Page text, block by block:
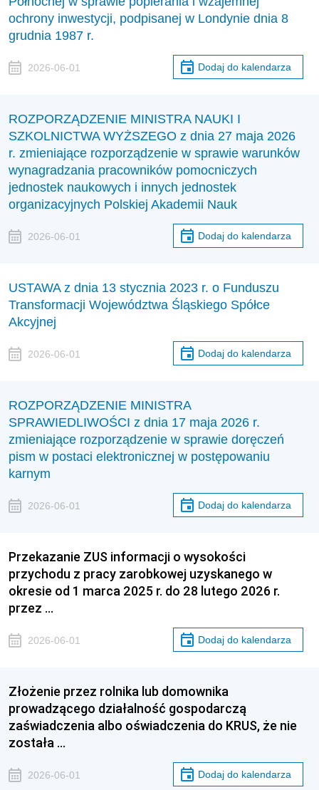
ochrony inwestycji, podpisanej w Londynie dnia 8
grudnia 1987 r.
2026-06-01 Dodaj do kalendarza
ROZPORZĄDZENIE MINISTRA NAUKI I
SZKOLNICTWA WYŻSZEGO z dnia 27 maja 2026
r. zmieniające rozporządzenie w sprawie warunków
wynagradzania pracowników pomocniczych
jednostek naukowych i innych jednostek
organizacyjnych Polskiej Akademii Nauk
2026-06-01 Dodaj do kalendarza
USTAWA z dnia 13 stycznia 2023 r. o Funduszu
Transformacji Województwa Śląskiego Spółce
Akcyjnej
2026-06-01 Dodaj do kalendarza
ROZPORZĄDZENIE MINISTRA
SPRAWIEDLIWOŚCI z dnia 17 maja 2026 r.
zmieniające rozporządzenie w sprawie doręczeń
pism w postaci elektronicznej w postępowaniu
karnym
2026-06-01 Dodaj do kalendarza
Przekazanie ZUS informacji o wysokości
przychodu z pracy zarobkowej uzyskanego w
okresie od 1 marca 2025 r. do 28 lutego 2026 r.
przez …
2026-06-01 Dodaj do kalendarza
Złożenie przez rolnika lub domownika
prowadzącego działalność gospodarczą
zaświadczenia albo oświadczenia do KRUS, że nie
została …
2026-06-01 Dodaj do kalendarza